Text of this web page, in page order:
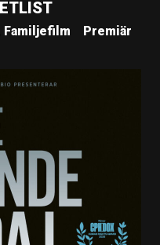
Familjefilm
Premiär